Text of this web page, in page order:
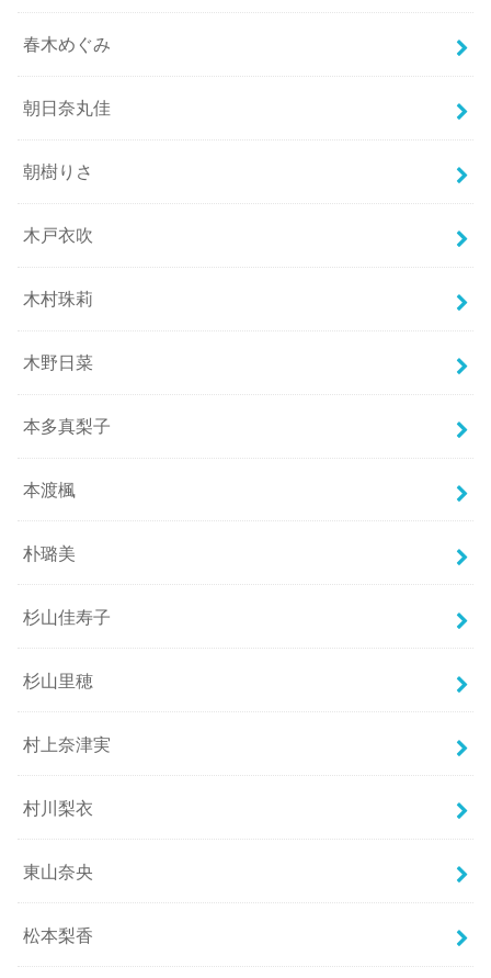
春木めぐみ
朝日奈丸佳
朝樹りさ
木戸衣吹
木村珠莉
木野日菜
本多真梨子
本渡楓
朴璐美
杉山佳寿子
杉山里穂
村上奈津実
村川梨衣
東山奈央
松本梨香